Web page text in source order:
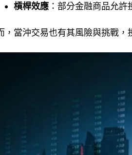
槓桿效應 ：部分金融商品允
，當沖交易也有其風險與挑戰，